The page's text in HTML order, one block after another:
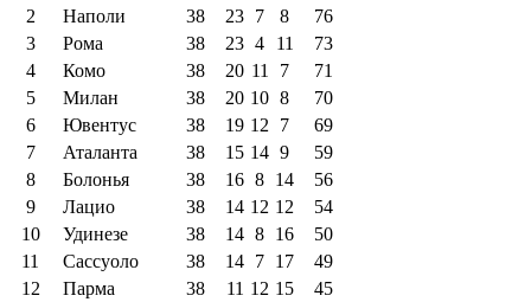
2
Наполи 38 23 7 8
76
3
Рома 38 23 4 11
73
4
Комо 38 20 11 7
71
5
Милан 38 20 10 8
70
6
Ювентус 38 19 12 7
69
7
Аталанта 38 15 14 9
59
8
Болонья 38 16 8 14
56
9
Лацио 38 14 12 12
54
10
Удинезе 38 14 8 16
50
11
Сассуоло 38 14 7 17
49
12
Парма 38 11 12 15
45